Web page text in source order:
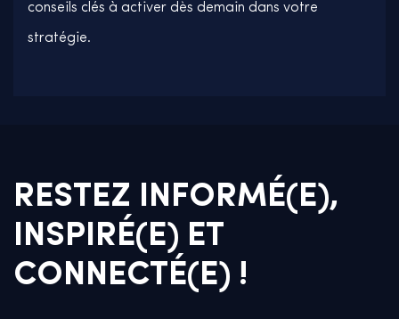
conseils clés à activer dès demain dans votre
stratégie.
RESTEZ INFORMÉ(E),
INSPIRÉ(E) ET
CONNECTÉ(E) !